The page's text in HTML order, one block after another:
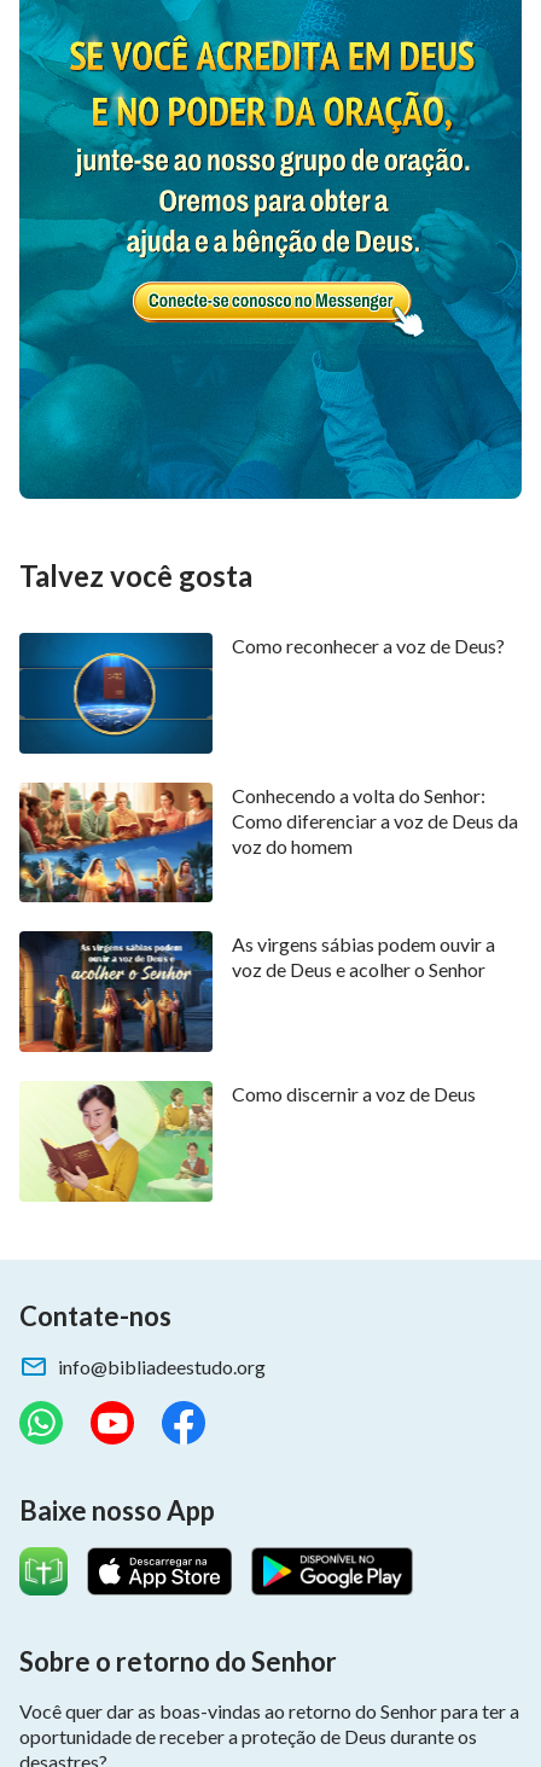
Talvez você gosta
Como reconhecer a voz de Deus?
Conhecendo a volta do Senhor:
Como diferenciar a voz de Deus da
voz do homem
As virgens sábias podem ouvir a
voz de Deus e acolher o Senhor
Como discernir a voz de Deus
Contate-nos
info@bibliadeestudo.org
Baixe nosso App
Sobre o retorno do Senhor
Você quer dar as boas-vindas ao retorno do Senhor para ter a
oportunidade de receber a proteção de Deus durante os
desastres?